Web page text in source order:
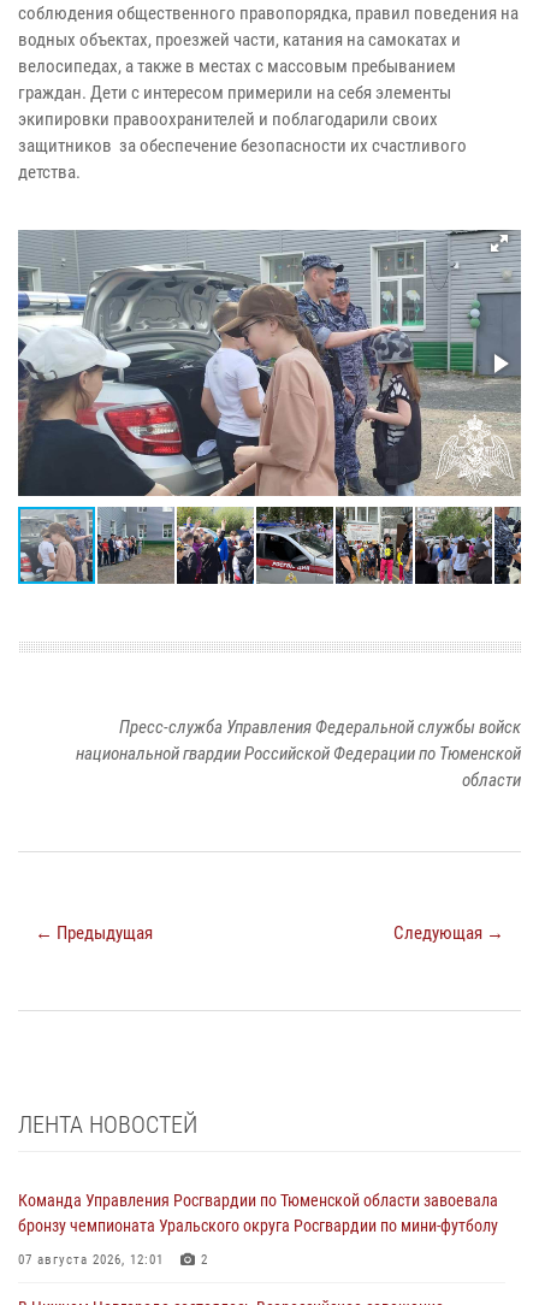
соблюдения общественного правопорядка, правил поведения на
водных объектах, проезжей части, катания на самокатах и
велосипедах, а также в местах с массовым пребыванием
граждан. Дети с интересом примерили на себя элементы
экипировки правоохранителей и поблагодарили своих
защитников за обеспечение безопасности их счастливого
детства.
Пресс-служба Управления Федеральной службы войск
национальной гвардии Российской Федерации по Тюменской
области
← Предыдущая Следующая →
ЛЕНТА НОВОСТЕЙ
Команда Управления Росгвардии по Тюменской области завоевала
бронзу чемпионата Уральского округа Росгвардии по мини-футболу
07 августа 2026, 12:01 2